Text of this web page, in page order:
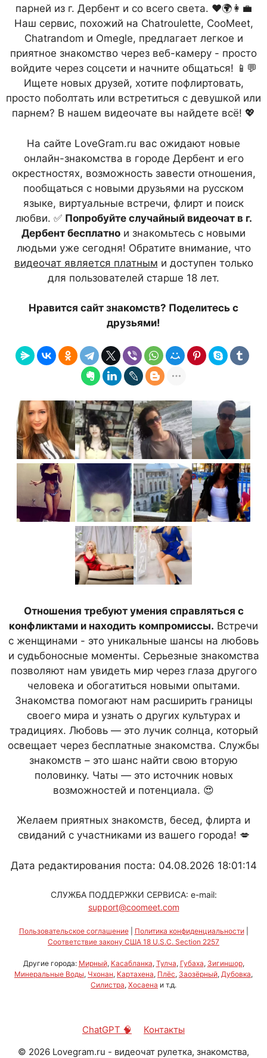
парней из г. Дербент и со всего света. ❤️🌍👩‍💼
Наш сервис, похожий на Chatroulette, CooMeet,
Chatrandom и Omegle, предлагает легкое и
приятное знакомство через веб-камеру - просто
войдите через соцсети и начните общаться! 📱💬
Ищете новых друзей, хотите пофлиртовать,
просто поболтать или встретиться с девушкой или
парнем? В нашем видеочате вы найдете всё! 💖
На сайте LoveGram.ru вас ожидают новые
онлайн-знакомства в городе Дербент и его
окрестностях, возможность завести отношения,
пообщаться с новыми друзьями на русском
языке, виртуальные встречи, флирт и поиск
любви. ✅ Попробуйте случайный видеочат в г.
Дербент бесплатно и знакомьтесь с новыми
людьми уже сегодня! Обратите внимание, что
видеочат является платным и доступен только
для пользователей старше 18 лет.
Нравится сайт знакомств? Поделитесь с
друзьями!
Отношения требуют умения справляться с
конфликтами и находить компромиссы. Встречи
с женщинами - это уникальные шансы на любовь
и судьбоносные моменты. Серьезные знакомства
позволяют нам увидеть мир через глаза другого
человека и обогатиться новыми опытами.
Знакомства помогают нам расширить границы
своего мира и узнать о других культурах и
традициях. Любовь — это лучик солнца, который
освещает через бесплатные знакомства. Службы
знакомств – это шанс найти свою вторую
половинку. Чаты — это источник новых
возможностей и потенциала. 😍
Желаем приятных знакомств, бесед, флирта и
свиданий с участниками из вашего города! 💋
Дата редактирования поста: 04.08.2026 18:01:14
СЛУЖБА ПОДДЕРЖКИ СЕРВИСА: e-mail:
support@coomeet.com
Пользовательское соглашение| Политика конфиденциальности|
Соответствие закону США 18 U.S.C. Section 2257
Другие города: Мирный, Касабланка, Тулча, Губаха, Зигиншор,
Минеральные Воды, Чхонан, Картахена, Плёс, Заозёрный, Дубовка,
Силистра, Хосаена и т.д.
ChatGPT 🧠
Контакты
© 2026 Lovegram.ru - видеочат рулетка, знакомства,